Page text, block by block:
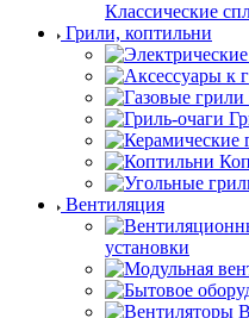
Классические
Грили, коптильни
Вентиляция
установки